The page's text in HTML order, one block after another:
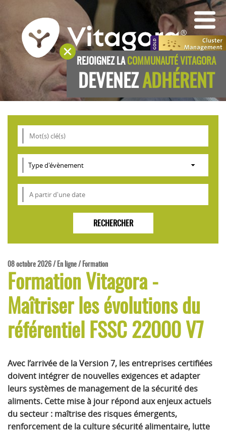
08 octobre 2026 / En ligne / Formation
Formation Vitagora -
Maîtriser les évolutions du
référentiel FSSC 22000 V7
Avec l’arrivée de la Version 7, les entreprises certifiées
doivent intégrer de nouvelles exigences et adapter
leurs systèmes de management de la sécurité des
aliments. Cette mise à jour répond aux enjeux actuels
du secteur : maîtrise des risques émergents,
renforcement de la culture sécurité alimentaire, lutte
REJOIGNEZ LACOMMUNAUTÉ VITAGORA
DEVENEZADHÉRENT